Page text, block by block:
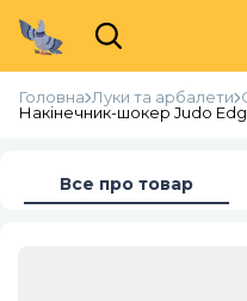
Головна Луки та арбалети
Накінечник-шокер Judo
Все про товар